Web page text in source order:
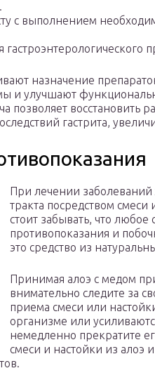
с выполнением
назначение
и улучшают
восстановить
гастрита,
При лечении
тракта посредством
стоит забывать, что любое
противопоказания и
это средство из
Принимая алоэ с медом
внимательно следите за
приема смеси или
организме или
немедленно прекратите
смеси и настойки из алоэ